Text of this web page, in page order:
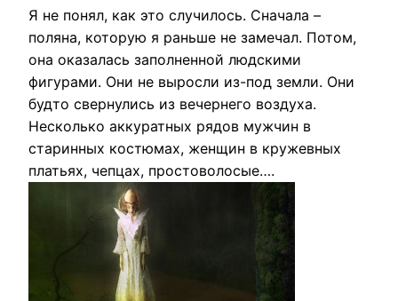
Я не понял, как это случилось. Сначала –
поляна, которую я раньше не замечал. Потом,
она оказалась заполненной людскими
фигурами. Они не выросли из-под земли. Они
будто свернулись из вечернего воздуха.
Несколько аккуратных рядов мужчин в
старинных костюмах, женщин в кружевных
платьях, чепцах, простоволосые….